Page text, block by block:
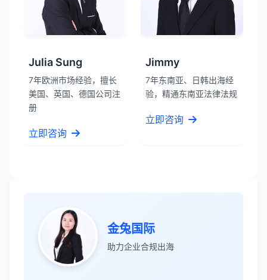
Julia Sung
7年欧洲市场经验，擅长
美国、英国、德国公司注
册
立即咨询
Jimmy
7年东南亚、日韩出海经
验，精通东南亚法律法规
立即咨询
金兔国际
助力企业合规出海
张先生
服务专业高效，一周就完成了泰国公司注